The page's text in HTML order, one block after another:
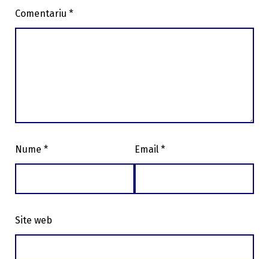
Comentariu *
Nume * Email *
Site web